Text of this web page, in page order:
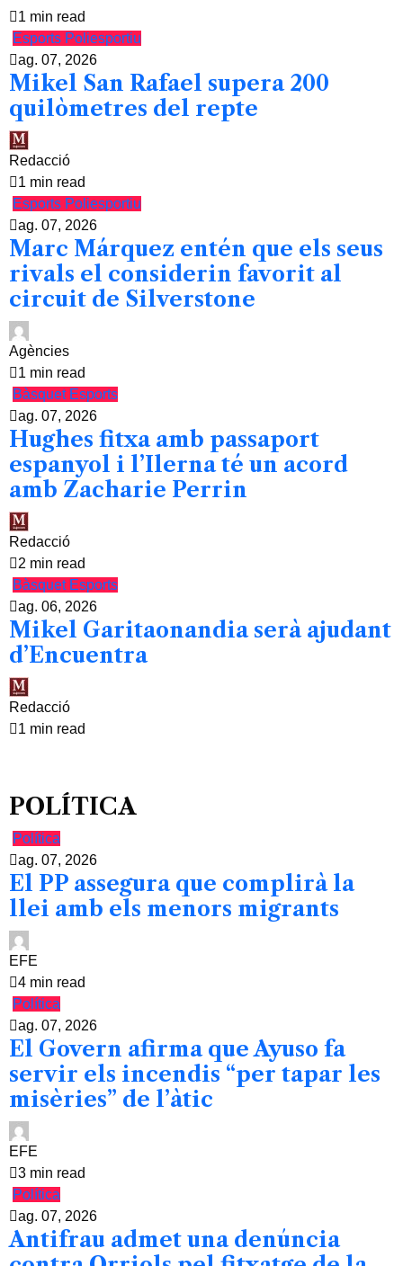
1 min read
Esports Poliesportiu
ag. 07, 2026
Mikel San Rafael supera 200
quilòmetres del repte
Redacció
1 min read
Esports Poliesportiu
ag. 07, 2026
Marc Márquez entén que els seus
rivals el considerin favorit al
circuit de Silverstone
Agències
1 min read
Bàsquet Esports
ag. 07, 2026
Hughes fitxa amb passaport
espanyol i l’Ilerna té un acord
amb Zacharie Perrin
Redacció
2 min read
Bàsquet Esports
ag. 06, 2026
Mikel Garitaonandia serà ajudant
d’Encuentra
Redacció
1 min read
POLÍTICA
Política
ag. 07, 2026
El PP assegura que complirà la
llei amb els menors migrants
EFE
4 min read
Política
ag. 07, 2026
El Govern afirma que Ayuso fa
servir els incendis “per tapar les
misèries” de l’àtic
EFE
3 min read
Política
ag. 07, 2026
Antifrau admet una denúncia